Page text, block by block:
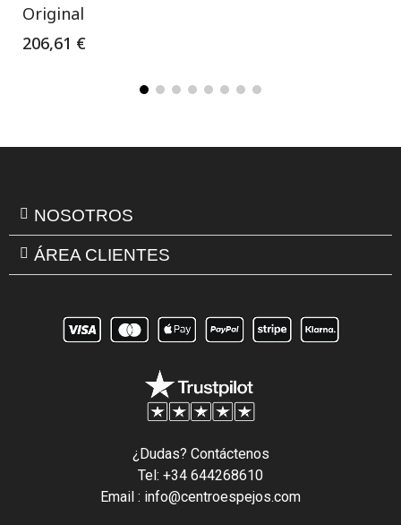
Original
206,61 €
NOSOTROS
ÁREA CLIENTES
¿Dudas? Contáctenos
Tel: +34 644268610
Email : info@centroespejos.com